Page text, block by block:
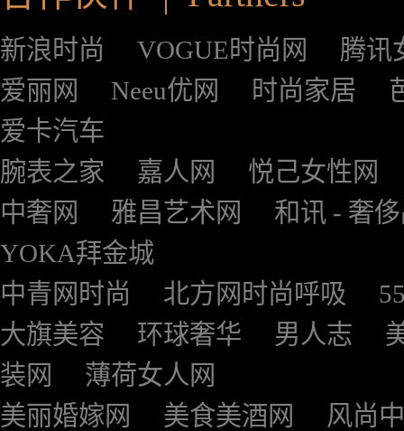
新浪时尚 VOGUE时尚网
腾讯
爱丽网
Neeu优网 时尚家居
爱卡汽车
腕表之家
嘉人网
悦己女性网
中奢网
雅昌艺术网
和讯 - 奢
YOKA拜金城
中青网时尚
北方网时尚呼吸
大旗美容
环球奢华 男人志
装网
薄荷女人网
美丽婚嫁网
美食美酒网
风尚